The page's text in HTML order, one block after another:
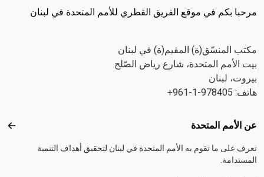
مرحبا بكم في موقع الفريق القطري للأمم المتحدة في لبنان
مكتب المنسّق(ة) المقيم(ة) في لبنان
بيت الأمم المتحدة، شارع رياض الصّلح
بيروت، لبنان
هاتف: 978405-1-961+
Footer menu
عن الأمم المتحدة عن
تعرف على ما تقوم به الأمم المتحدة في لبنان لتحقيق أهداف التنمية
المستدامة.